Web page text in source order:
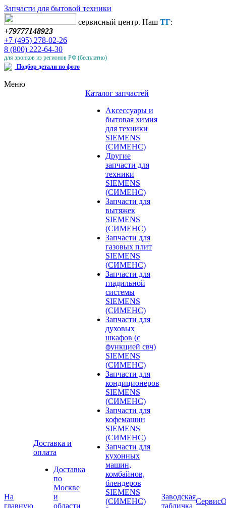
Запчасти для бытовой техники
сервисный центр. Наш ТГ:
+79777148923
+7 (495) 278-02-26
8 (800) 222-64-30
для звонков из регионов РФ (бесплатно)
Подбор детали по фото
Меню
На
главную
Доставка и
оплата
Доставка
по
Москве
и
области
Каталог запчастей
Аксессуары и
бытовая химия
для техники
SIEMENS
(СИМЕНС)
Другие
запчасти для
техники
SIEMENS
(СИМЕНС)
Запчасти для
вытяжек
SIEMENS
(СИМЕНС)
Запчасти для
газовых плит
SIEMENS
(СИМЕНС)
Запчасти для
гладильной
системы
SIEMENS
(СИМЕНС)
Запчасти для
духовых
шкафов (с
функцией свч)
SIEMENS
(СИМЕНС)
Запчасти для
кондиционеров
SIEMENS
(СИМЕНС)
Запчасти для
кофемашин
SIEMENS
(СИМЕНС)
Запчасти для
кухонных
машин,
комбайнов,
блендеров
SIEMENS
(СИМЕНС)
Заводская
табличка
Сервис